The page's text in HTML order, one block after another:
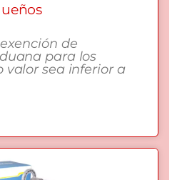
de
para los
valor sea inferior a